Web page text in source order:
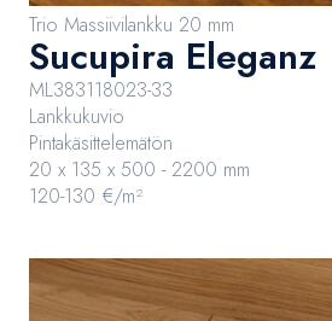
Trio Massiivilankku 20 mm
Sucupira Eleganz
ML383118023-33
Lankkukuvio
Pintakäsittelemätön
20 x 135 x 500 - 2200 mm
120-130 €/m²